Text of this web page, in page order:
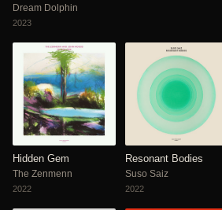
Dream Dolphin
2023
Hidden Gem
The Zenmenn
2022
Resonant Bodies
Suso Saiz
2022